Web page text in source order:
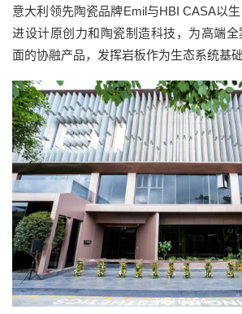
意大利领先陶瓷品牌Emil与HBI CASA以
进设计原创力和陶瓷制造科技，为高端
面的协融产品，发挥岩板作为生态系统基